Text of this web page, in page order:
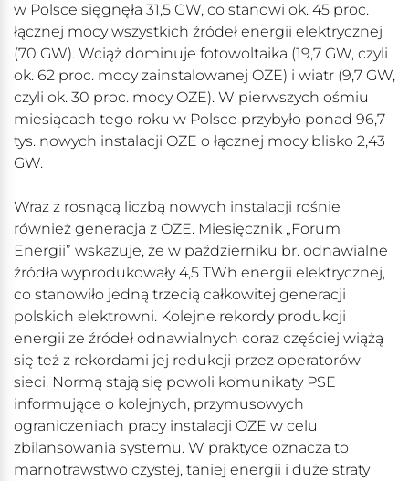
w Polsce sięgnęła 31,5 GW, co stanowi ok. 45 proc.
łącznej mocy wszystkich źródeł energii elektrycznej
(70 GW). Wciąż dominuje fotowoltaika (19,7 GW, czyli
ok. 62 proc. mocy zainstalowanej OZE) i wiatr (9,7 GW,
czyli ok. 30 proc. mocy OZE). W pierwszych ośmiu
miesiącach tego roku w Polsce przybyło ponad 96,7
tys. nowych instalacji OZE o łącznej mocy blisko 2,43
GW.
Wraz z rosnącą liczbą nowych instalacji rośnie
również generacja z OZE. Miesięcznik „Forum
Energii” wskazuje, że w październiku br. odnawialne
źródła wyprodukowały 4,5 TWh energii elektrycznej,
co stanowiło jedną trzecią całkowitej generacji
polskich elektrowni. Kolejne rekordy produkcji
energii ze źródeł odnawialnych coraz częściej wiążą
się też z rekordami jej redukcji przez operatorów
sieci. Normą stają się powoli komunikaty PSE
informujące o kolejnych, przymusowych
ograniczeniach pracy instalacji OZE w celu
zbilansowania systemu. W praktyce oznacza to
marnotrawstwo czystej, taniej energii i duże straty